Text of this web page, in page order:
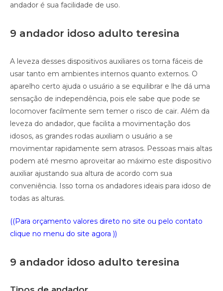
andador é sua facilidade de uso.
9 andador idoso adulto teresina
A leveza desses dispositivos auxiliares os torna fáceis de
usar tanto em ambientes internos quanto externos. O
aparelho certo ajuda o usuário a se equilibrar e lhe dá uma
sensação de independência, pois ele sabe que pode se
locomover facilmente sem temer o risco de cair. Além da
leveza do andador, que facilita a movimentação dos
idosos, as grandes rodas auxiliam o usuário a se
movimentar rapidamente sem atrasos. Pessoas mais altas
podem até mesmo aproveitar ao máximo este dispositivo
auxiliar ajustando sua altura de acordo com sua
conveniência. Isso torna os andadores ideais para idoso de
todas as alturas.
((Para orçamento valores direto no site ou pelo contato
clique no menu do site agora ))
9 andador idoso adulto teresina